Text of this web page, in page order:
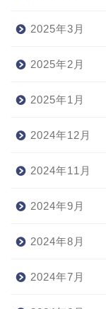
2025年3月
2025年2月
2025年1月
2024年12月
2024年11月
2024年9月
2024年8月
2024年7月